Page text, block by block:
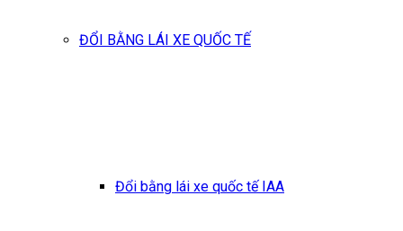
ĐỔI BẰNG LÁI XE QUỐC TẾ
Đổi bằng lái xe quốc tế IAA